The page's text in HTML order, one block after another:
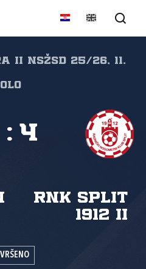
NSŽSD 25/26, 11.
RNK Split
1912 II
: 4